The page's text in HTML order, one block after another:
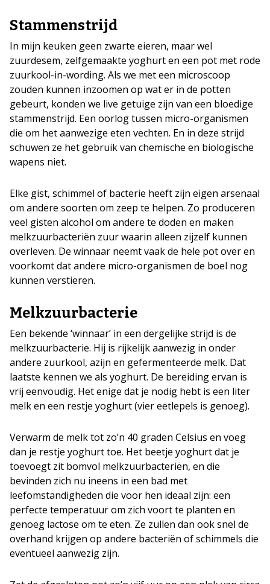
Stammenstrijd
In mijn keuken geen zwarte eieren, maar wel
zuurdesem, zelfgemaakte yoghurt en een pot met rode
zuurkool-in-wording. Als we met een microscoop
zouden kunnen inzoomen op wat er in de potten
gebeurt, konden we live getuige zijn van een bloedige
stammenstrijd. Een oorlog tussen micro-organismen
die om het aanwezige eten vechten. En in deze strijd
schuwen ze het gebruik van chemische en biologische
wapens niet.
Elke gist, schimmel of bacterie heeft zijn eigen arsenaal
om andere soorten om zeep te helpen. Zo produceren
veel gisten alcohol om andere te doden en maken
melkzuurbacteriën zuur waarin alleen zijzelf kunnen
overleven. De winnaar neemt vaak de hele pot over en
voorkomt dat andere micro-organismen de boel nog
kunnen verstieren.
Melkzuurbacterie
Een bekende ‘winnaar’ in een dergelijke strijd is de
melkzuurbacterie. Hij is rijkelijk aanwezig in onder
andere zuurkool, azijn en gefermenteerde melk. Dat
laatste kennen we als yoghurt. De bereiding ervan is
vrij eenvoudig. Het enige dat je nodig hebt is een liter
melk en een restje yoghurt (vier eetlepels is genoeg).
Verwarm de melk tot zo’n 40 graden Celsius en voeg
dan je restje yoghurt toe. Het beetje yoghurt dat je
toevoegt zit bomvol melkzuurbacteriën, en die
bevinden zich nu ineens in een bad met
leefomstandigheden die voor hen ideaal zijn: een
perfecte temperatuur om zich voort te planten en
genoeg lactose om te eten. Ze zullen dan ook snel de
overhand krijgen op andere bacteriën of schimmels die
eventueel aanwezig zijn.